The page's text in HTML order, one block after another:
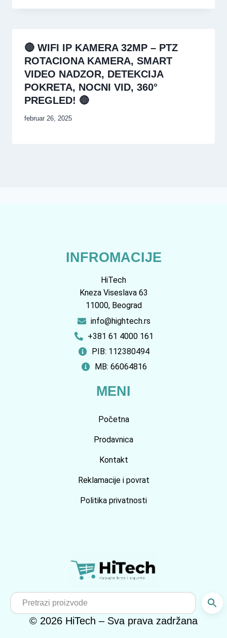
🔴 WIFI IP KAMERA 32MP – PTZ
ROTACIONA KAMERA, SMART
VIDEO NADZOR, DETEKCIJA
POKRETA, NOCNI VID, 360°
PREGLED! 🔴
februar 26, 2025
INFROMACIJE
HiTech
Kneza Viseslava 63
11000, Beograd
info@hightech.rs
+381 61 4000 161
PIB: 112380494
MB: 66064816
MENI
Početna
Prodavnica
Kontakt
Reklamacije i povrat
Politika privatnosti
© 2026 HiTech – Sva prava zadržana